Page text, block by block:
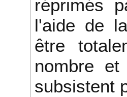
réprimés
l'aide de
être
nombre
subsistent